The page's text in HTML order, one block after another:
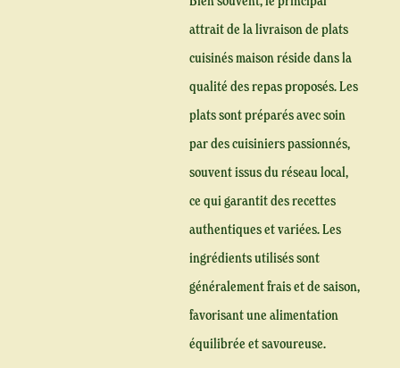
attrait de la livraison de plats
cuisinés maison réside dans la
qualité des repas proposés. Les
plats sont préparés avec soin
par des cuisiniers passionnés,
souvent issus du réseau local,
ce qui garantit des recettes
authentiques et variées. Les
ingrédients utilisés sont
généralement frais et de saison,
favorisant une alimentation
équilibrée et savoureuse.